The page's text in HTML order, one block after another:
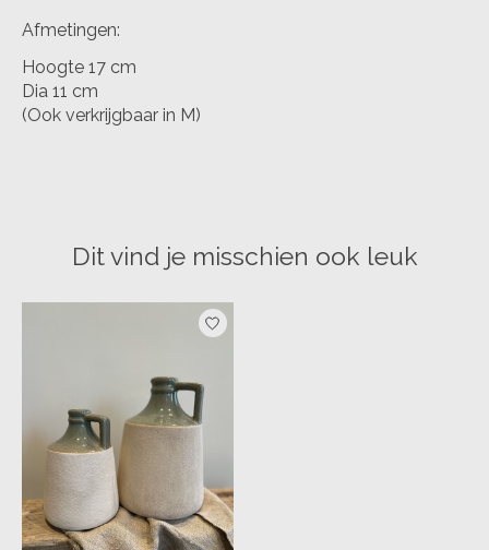
Afmetingen:
Hoogte 17 cm
Dia 11 cm
(Ook verkrijgbaar in M)
Dit vind je misschien ook leuk
Items van productcarrousel